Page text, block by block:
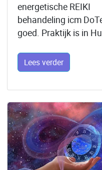
energetische REIKI
behandeling icm
goed. Praktijk is in
Lees verder